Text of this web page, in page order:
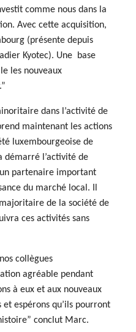
comme nous dans la
Avec cette acquisition,
(présente depuis
Kyotec). Une base
les nouveaux
dans l’activité de
maintenant les actions
luxembourgeoise de
démarré l’activité de
partenaire important
du marché local. Il
de la société de
ces activités sans
collègues
agréable pendant
à eux et aux nouveaux
espérons qu’ils pourront
conclut Marc.